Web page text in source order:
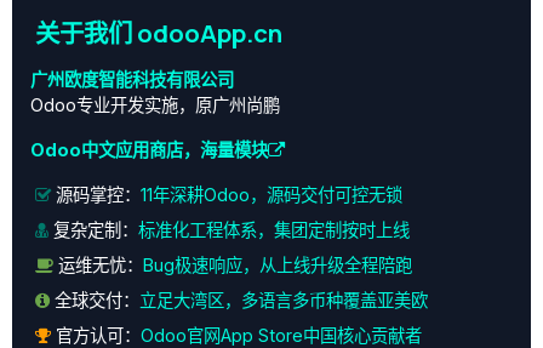
关于我们 odooApp.cn
广州欧度智能科技有限公司
Odoo专业开发实施，原广州尚鹏
Odoo中文应用商店，海量模块
源码掌控： 11年深耕Odoo，源码交付可控无锁
复杂定制： 标准化工程体系，集团定制按时上线
运维无忧：
Bug极速响应，从上线升级全程陪跑
全球交付： 立足大湾区，多语言多币种覆盖亚美欧
官方认可： Odoo官网App Store中国核心贡献者